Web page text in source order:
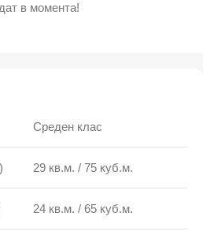
в момента!
Среден клас
29 кв.м. / 75 куб.м.
24 кв.м. / 65 куб.м.